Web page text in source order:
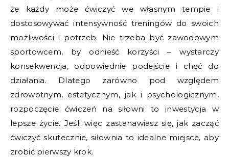
że każdy może ćwiczyć we własnym tempie i
dostosowywać intensywność treningów do swoich
możliwości i potrzeb. Nie trzeba być zawodowym
sportowcem, by odnieść korzyści – wystarczy
konsekwencja, odpowiednie podejście i chęć do
działania. Dlatego zarówno pod względem
zdrowotnym, estetycznym, jak i psychologicznym,
rozpoczęcie ćwiczeń na siłowni to inwestycja w
lepsze życie. Jeśli więc zastanawiasz się, jak zacząć
ćwiczyć skutecznie, siłownia to idealne miejsce, aby
zrobić pierwszy krok.